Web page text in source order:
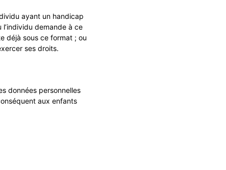
ayant un handicap
l’individu demande à ce
déjà sous ce format ; ou
ses droits.
données personnelles
aux enfants